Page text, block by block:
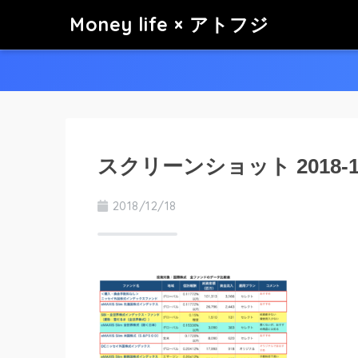
Money life × アトフジ
スクリーンショット 2018-
2018/12/18